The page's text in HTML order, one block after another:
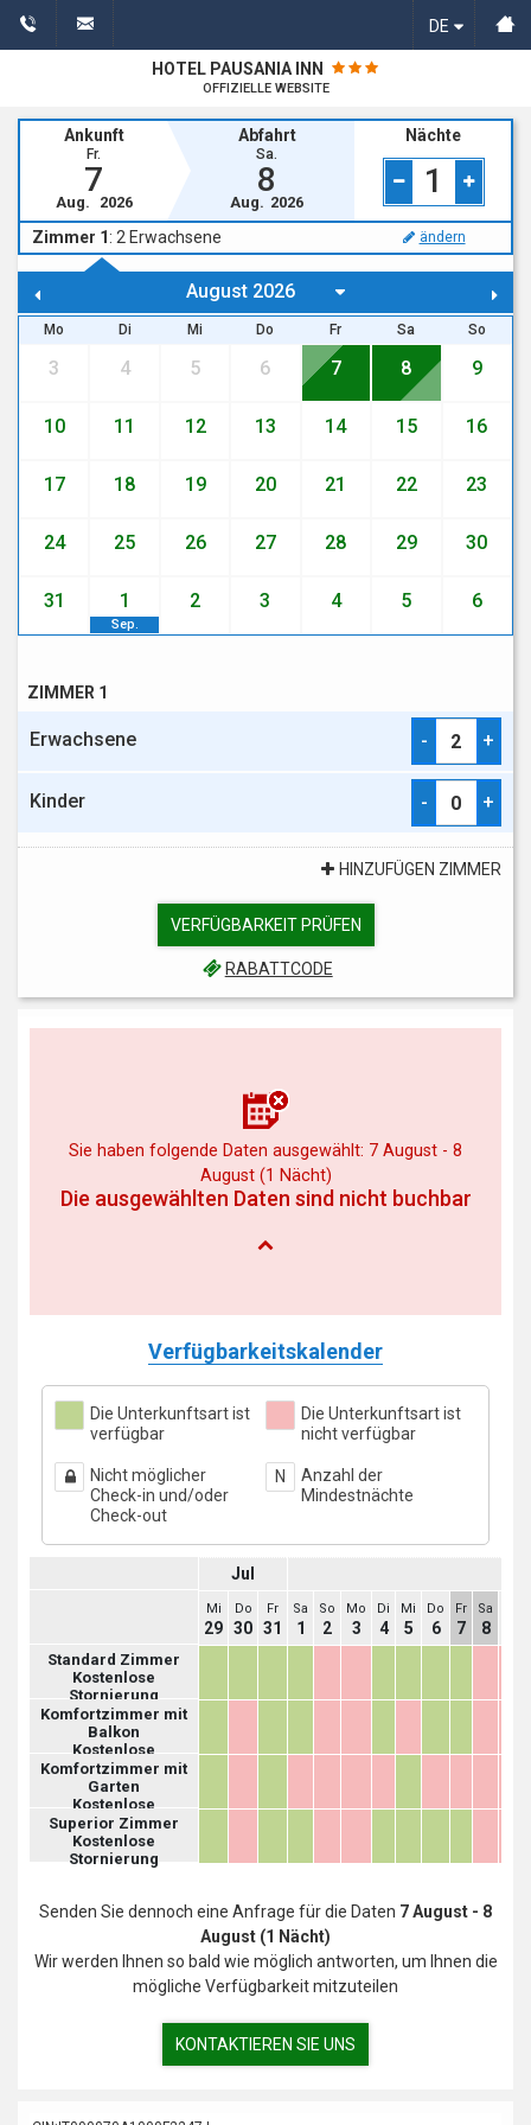
HOTEL PAUSANIA INN
OFFIZIELLE WEBSITE
DE
Ankunft
Fr.
7
Aug. 2026
Abfahrt
Sa.
8
Aug. 2026
Nächte
1
Zimmer 1 : 2 Erwachsene ändern
Mo Di Mi Do Fr Sa So
3 4 5 6 7 8 9
10 11 12 13 14 15 16
17 18 19 20 21 22 23
24 25 26 27 28 29 30
31 1
Sep.
2 3 4 5 6
ZIMMER 1
Erwachsene - +
Kinder - +
HINZUFÜGEN ZIMMER
VERFÜGBARKEIT PRÜFEN
RABATTCODE
Sie haben folgende Daten ausgewählt: 7 August - 8
August (1 Nächt)
Die ausgewählten Daten sind nicht buchbar
Verfügbarkeitskalender
Die Unterkunftsart ist
verfügbar
Die Unterkunftsart ist
nicht verfügbar
Nicht möglicher
Check-in und/oder
Check-out
N
Anzahl der
Mindestnächte
Jul
Mi
29
Do
30
Fr
31
Sa
1
So
2
Mo
3
Di
4
Mi
5
Do
6
Fr
7
Sa
8
Standard Zimmer
Kostenlose
Stornierung
Komfortzimmer mit
Balkon
Kostenlose
Stornierung
Komfortzimmer mit
Garten
Kostenlose
Stornierung
Superior Zimmer
Kostenlose
Stornierung
Senden Sie dennoch eine Anfrage für die Daten 7 August - 8
August (1 Nächt)
Wir werden Ihnen so bald wie möglich antworten, um Ihnen die
mögliche Verfügbarkeit mitzuteilen
KONTAKTIEREN SIE UNS